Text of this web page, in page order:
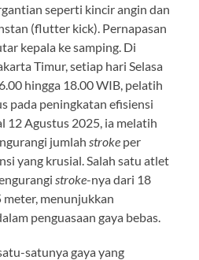
seperti kincir angin dan
(flutter kick). Pernapasan
kepala ke samping. Di
Timur, setiap hari Selasa
hingga 18.00 WIB, pelatih
pada peningkatan efisiensi
12 Agustus 2025, ia melatih
jumlah stroke per
yang krusial. Salah satu atlet
stroke-nya dari 18
meter, menunjukkan
penguasaan gaya bebas.
satunya gaya yang